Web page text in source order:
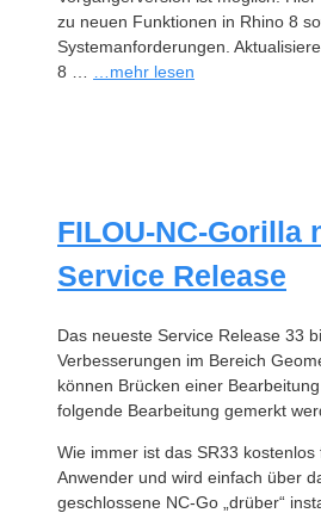
zu neuen Funktionen in Rhino 8
Systemanforderungen.
8 …
…mehr lesen
FILOU-NC-Gorilla
Service Release
Das neueste Service Release 33
Verbesserungen im Bereich
können Brücken einer
folgende Bearbeitung gemerkt
Wie immer ist das SR33 kostenlos
Anwender und wird einfach über
geschlossene NC-Go „drüber“